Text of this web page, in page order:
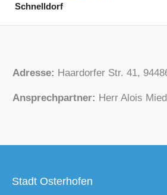
Schnelldorf
Adresse: Haardorfer Str. 41,
Ansprechpartner: Herr Alois
Stadt Osterhofen